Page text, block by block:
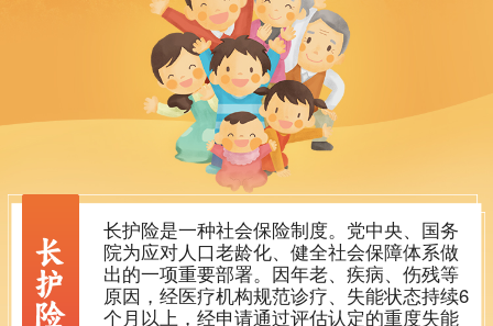
长护险是一种社会保险制度。党中央、国务
院为应对人口老龄化、健全社会保障体系做
出的一项重要部署。因年老、疾病、伤残等
原因，经医疗机构规范诊疗、失能状态持续6
个月以上，经申请通过评估认定的重度失能